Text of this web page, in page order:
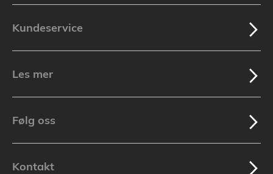
Kundeservice
Les mer
Følg oss
Kontakt